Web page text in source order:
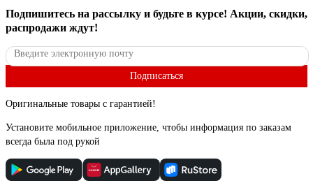
Подпишитесь на рассылку и будьте в курсе! Акции, скидки,
распродажи ждут!
Подписаться
Оригинальные товары с гарантией!
Установите мобильное приложение, чтобы информация по заказам
всегда была под рукой